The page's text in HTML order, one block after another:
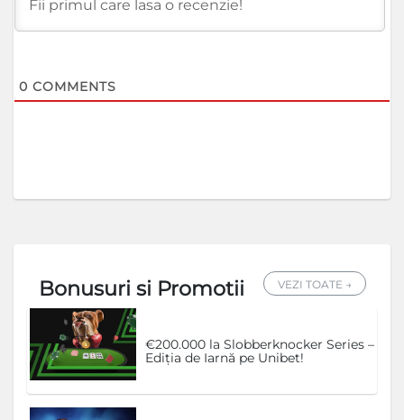
0 COMMENTS
Bonusuri si Promotii VEZI TOATE →
€200.000 la Slobberknocker Series –
Ediția de Iarnă pe Unibet!